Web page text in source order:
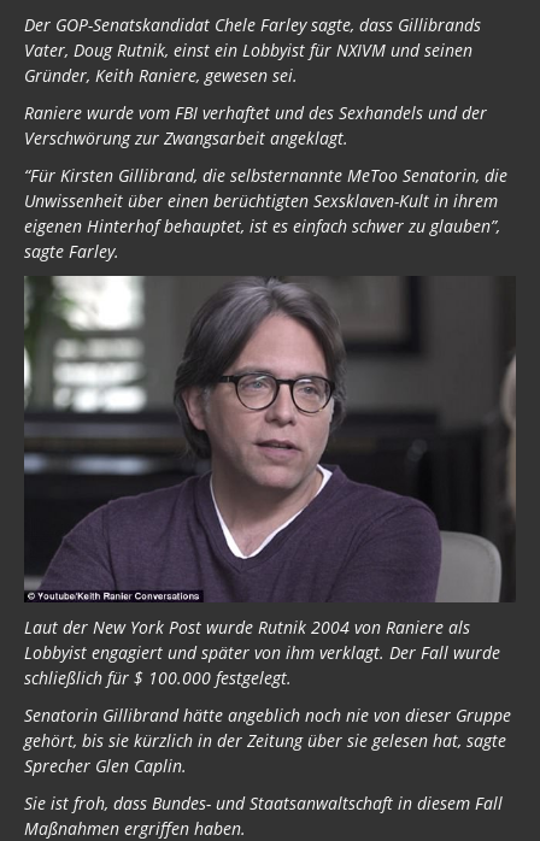
Der GOP-Senatskandidat Chele Farley sagte, dass Gillibrands
Vater, Doug Rutnik, einst ein Lobbyist für NXIVM und seinen
Gründer, Keith Raniere, gewesen sei.
Raniere wurde vom FBI verhaftet und des Sexhandels und der
Verschwörung zur Zwangsarbeit angeklagt.
“Für Kirsten Gillibrand, die selbsternannte MeToo Senatorin, die
Unwissenheit über einen berüchtigten Sexsklaven-Kult in ihrem
eigenen Hinterhof behauptet, ist es einfach schwer zu glauben”,
sagte Farley.
Laut der New York Post wurde Rutnik 2004 von Raniere als
Lobbyist engagiert und später von ihm verklagt. Der Fall wurde
schließlich für $ 100.000 festgelegt.
Senatorin Gillibrand hätte angeblich noch nie von dieser Gruppe
gehört, bis sie kürzlich in der Zeitung über sie gelesen hat, sagte
Sprecher Glen Caplin.
Sie ist froh, dass Bundes- und Staatsanwaltschaft in diesem Fall
Maßnahmen ergriffen haben.